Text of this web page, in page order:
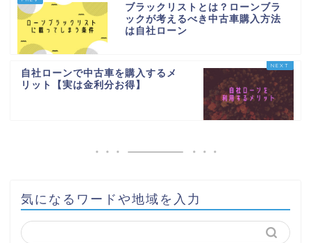
ブラックリストとは？ローンブラ
ックが考えるべき中古車購入方法
は自社ローン
自社ローンで中古車を購入するメ
リット【実は金利分お得】
気になるワードや地域を入力